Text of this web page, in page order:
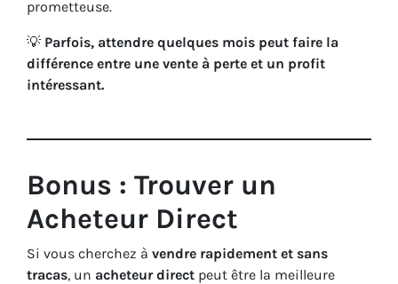
prometteuse.
💡 Parfois, attendre quelques mois peut faire la
différence entre une vente à perte et un profit
intéressant.
Bonus : Trouver un
Acheteur Direct
Si vous cherchez à vendre rapidement et sans
tracas, un acheteur direct peut être la meilleure